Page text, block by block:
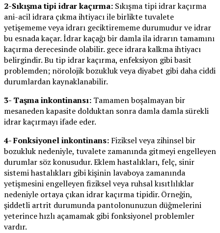
2-Sıkışma tipi idrar kaçırma: Sıkışma tipi idrar kaçırma
ani-acil idrara çıkma ihtiyacı ile birlikte tuvalete
yetişememe veya idrarı geciktirememe durumudur ve idrar
bu esnada kaçar. İdrar kaçağı bir damla ila idrarın tamamını
kaçırma derecesinde olabilir. gece idrara kalkma ihtiyacı
belirgindir. Bu tip idrar kaçırma, enfeksiyon gibi basit
problemden; nörolojik bozukluk veya diyabet gibi daha ciddi
durumlardan kaynaklanabilir.
3- Taşma inkontinansı: Tamamen boşalmayan bir
mesaneden kapasite dolduktan sonra damla damla sürekli
idrar kaçırmayı ifade eder.
4- Fonksiyonel inkontinans: Fiziksel veya zihinsel bir
bozukluk nedeniyle, tuvalete zamanında gitmeyi engelleyen
durumlar söz konusudur. Eklem hastalıkları, felç, sinir
sistemi hastalıkları gibi kişinin lavaboya zamanında
yetişmesini engelleyen fiziksel veya ruhsal kısıtlılıklar
nedeniyle ortaya çıkan idrar kaçırma tipidir. Örneğin,
şiddetli artrit durumunda pantolonunuzun düğmelerini
yeterince hızlı açamamak gibi fonksiyonel problemler
vardır.